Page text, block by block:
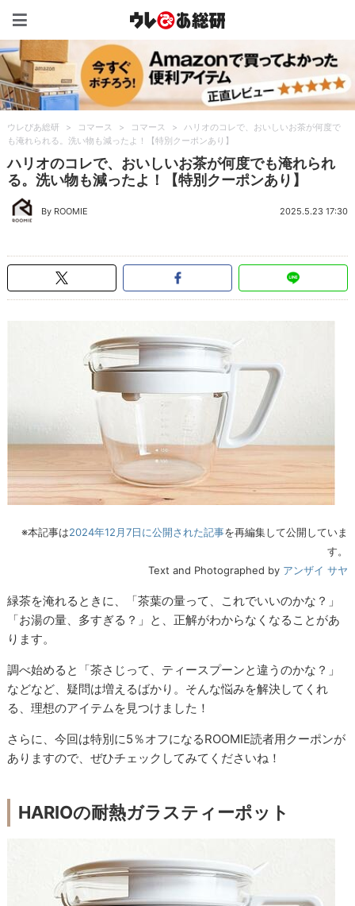
ウレぴあ総研 > コマース > コマース >
ハリオのコレで、おいしいお茶が何度で
も淹れられる。洗い物も減ったよ！【特別クーポンあり】
ハリオのコレで、おいしいお茶が何度でも淹れられ
る。洗い物も減ったよ！【特別クーポンあり】
By ROOMIE 2025.5.23 17:30
※本記事は2024年12月7日に公開された記事を再編集して公開していま
す。
Text and Photographed by アンザイ サヤ
緑茶を淹れるときに、「茶葉の量って、これでいいのかな？」
「お湯の量、多すぎる？」と、正解がわからなくなることがあ
ります。
調べ始めると「茶さじって、ティースプーンと違うのかな？」
などなど、疑問は増えるばかり。そんな悩みを解決してくれ
る、理想のアイテムを見つけました！
さらに、今回は特別に5％オフになるROOMIE読者用クーポンが
ありますので、ぜひチェックしてみてくださいね！
HARIOの耐熱ガラスティーポット